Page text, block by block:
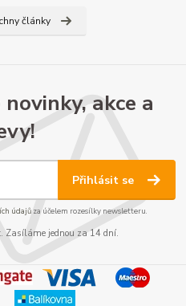
články
akce a
Přihlásit se
údajůza účelem rozesílky newsletteru.
Zasíláme jednou za 14 dní.